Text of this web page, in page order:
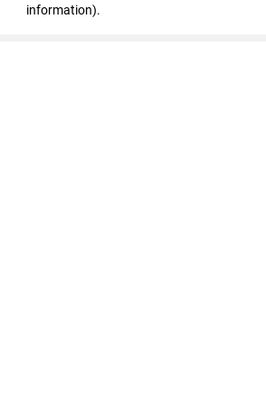
information).